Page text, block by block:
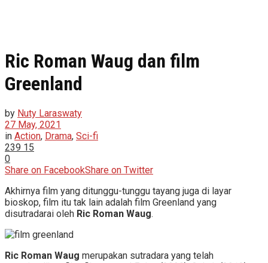
Ric Roman Waug dan film
Greenland
by Nuty Laraswaty
27 May, 2021
in Action, Drama, Sci-fi
239 15
0
Share on FacebookShare on Twitter
Akhirnya film yang ditunggu-tunggu tayang juga di layar
bioskop, film itu tak lain adalah film Greenland yang
disutradarai oleh Ric Roman Waug.
Ric Roman Waug merupakan sutradara yang telah